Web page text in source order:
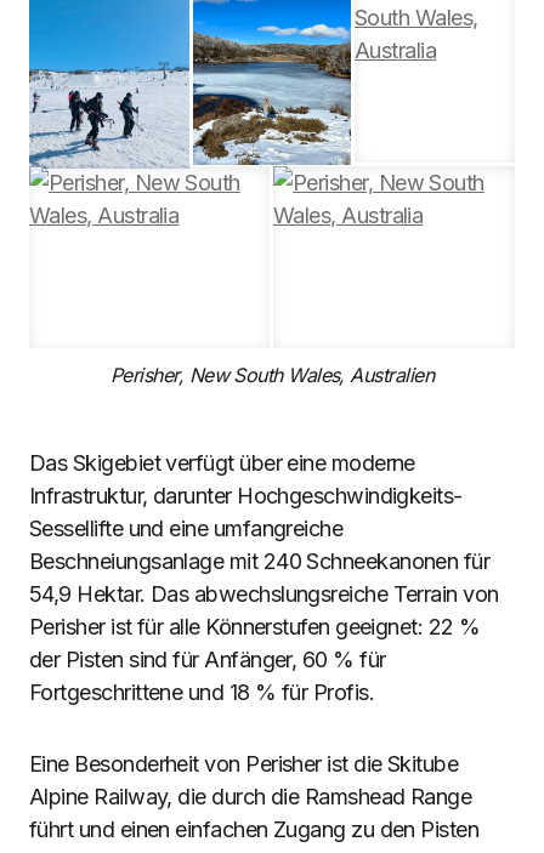
Perisher, New South Wales, Australien
Das Skigebiet verfügt über eine moderne
Infrastruktur, darunter Hochgeschwindigkeits-
Sessellifte und eine umfangreiche
Beschneiungsanlage mit 240 Schneekanonen für
54,9 Hektar. Das abwechslungsreiche Terrain von
Perisher ist für alle Könnerstufen geeignet: 22 %
der Pisten sind für Anfänger, 60 % für
Fortgeschrittene und 18 % für Profis.
Eine Besonderheit von Perisher ist die Skitube
Alpine Railway, die durch die Ramshead Range
führt und einen einfachen Zugang zu den Pisten